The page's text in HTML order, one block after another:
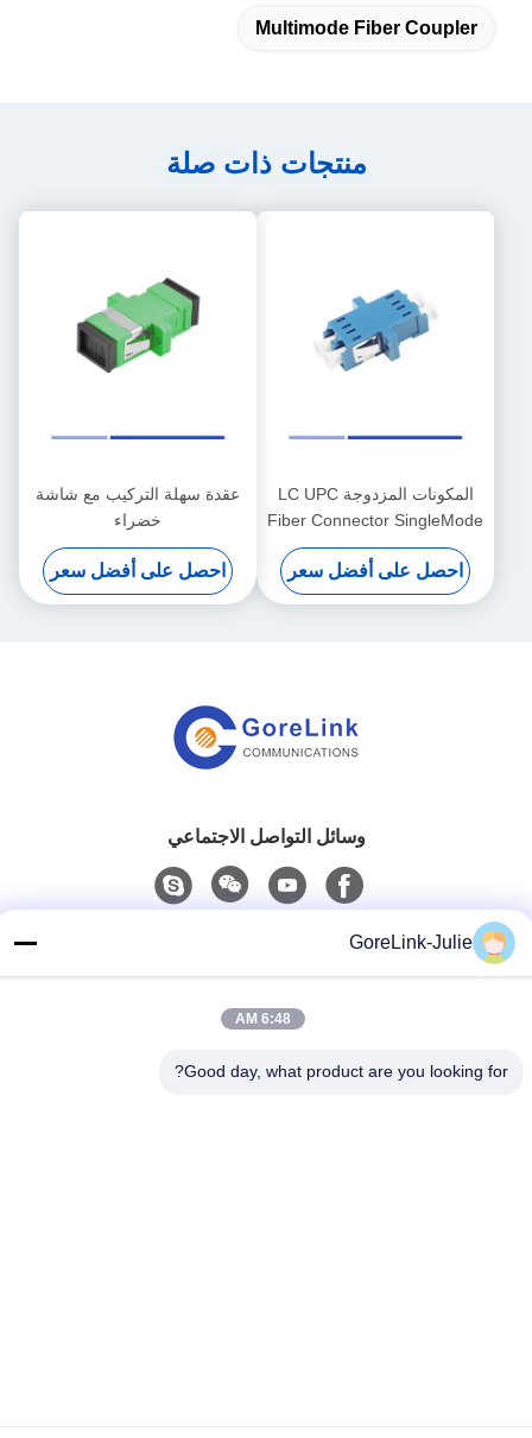
Multimode Fiber Coupler
منتجات ذات صلة
المكونات المزدوجة LC UPC
Fiber Connector SingleMode
Plastic Housing مع اللون
الأزرق
احصل على أفضل سعر
عقدة سهلة التركيب مع شاشة
خضراء
احصل على أفضل سعر
وسائل التواصل الاجتماعي
البريد الإلكتروني
GoreLink-Julie
6:48 AM
Good day, what product are you looking for?